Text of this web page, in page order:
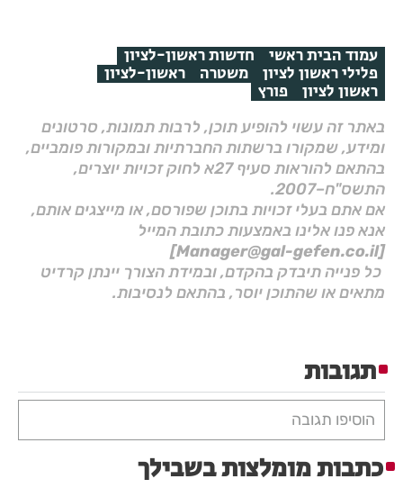
עמוד הבית ראשי חדשות ראשון-לציון
פלילי ראשון לציון משטרה ראשון-לציון
ראשון לציון פורץ
באתר זה עשוי להופיע תוכן, לרבות תמונות, סרטונים
ומידע, שמקורו ברשתות החברתיות ובמקורות פומביים,
בהתאם להוראות סעיף 27א לחוק זכויות יוצרים,
התשס"ח–2007.
אם אתם בעלי זכויות בתוכן שפורסם, או מייצגים אותם,
אנא פנו אלינו באמצעות כתובת המייל
[Manager@gal-gefen.co.il]
כל פנייה תיבדק בהקדם, ובמידת הצורך יינתן קרדיט
מתאים או שהתוכן יוסר, בהתאם לנסיבות.
תגובות
הוסיפו תגובה
כתבות מומלצות בשבילך